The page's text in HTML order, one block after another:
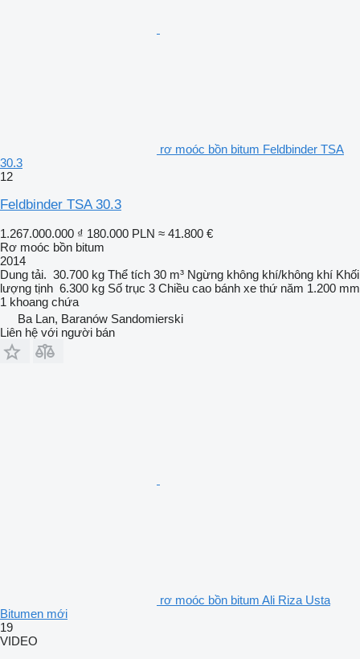
rơ moóc bồn bitum Feldbinder TSA
30.3
12
Feldbinder TSA 30.3
1.267.000.000 ₫ 180.000 PLN ≈ 41.800 €
Rơ moóc bồn bitum
2014
Dung tải. 30.700 kg Thể tích 30 m³ Ngừng không khí/không khí Khối
lượng tịnh 6.300 kg Số trục 3 Chiều cao bánh xe thứ năm 1.200 mm
1 khoang chứa
Ba Lan, Baranów Sandomierski
Liên hệ với người bán
rơ moóc bồn bitum Ali Riza Usta
Bitumen mới
19
VIDEO